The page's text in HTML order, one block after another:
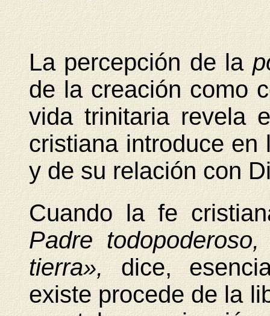
La percepción de la
de la creación como
vida trinitaria revela
cristiana introduce en
y de su relación con
Cuando la fe
Padre
tierra»,dice,
existe procede de la